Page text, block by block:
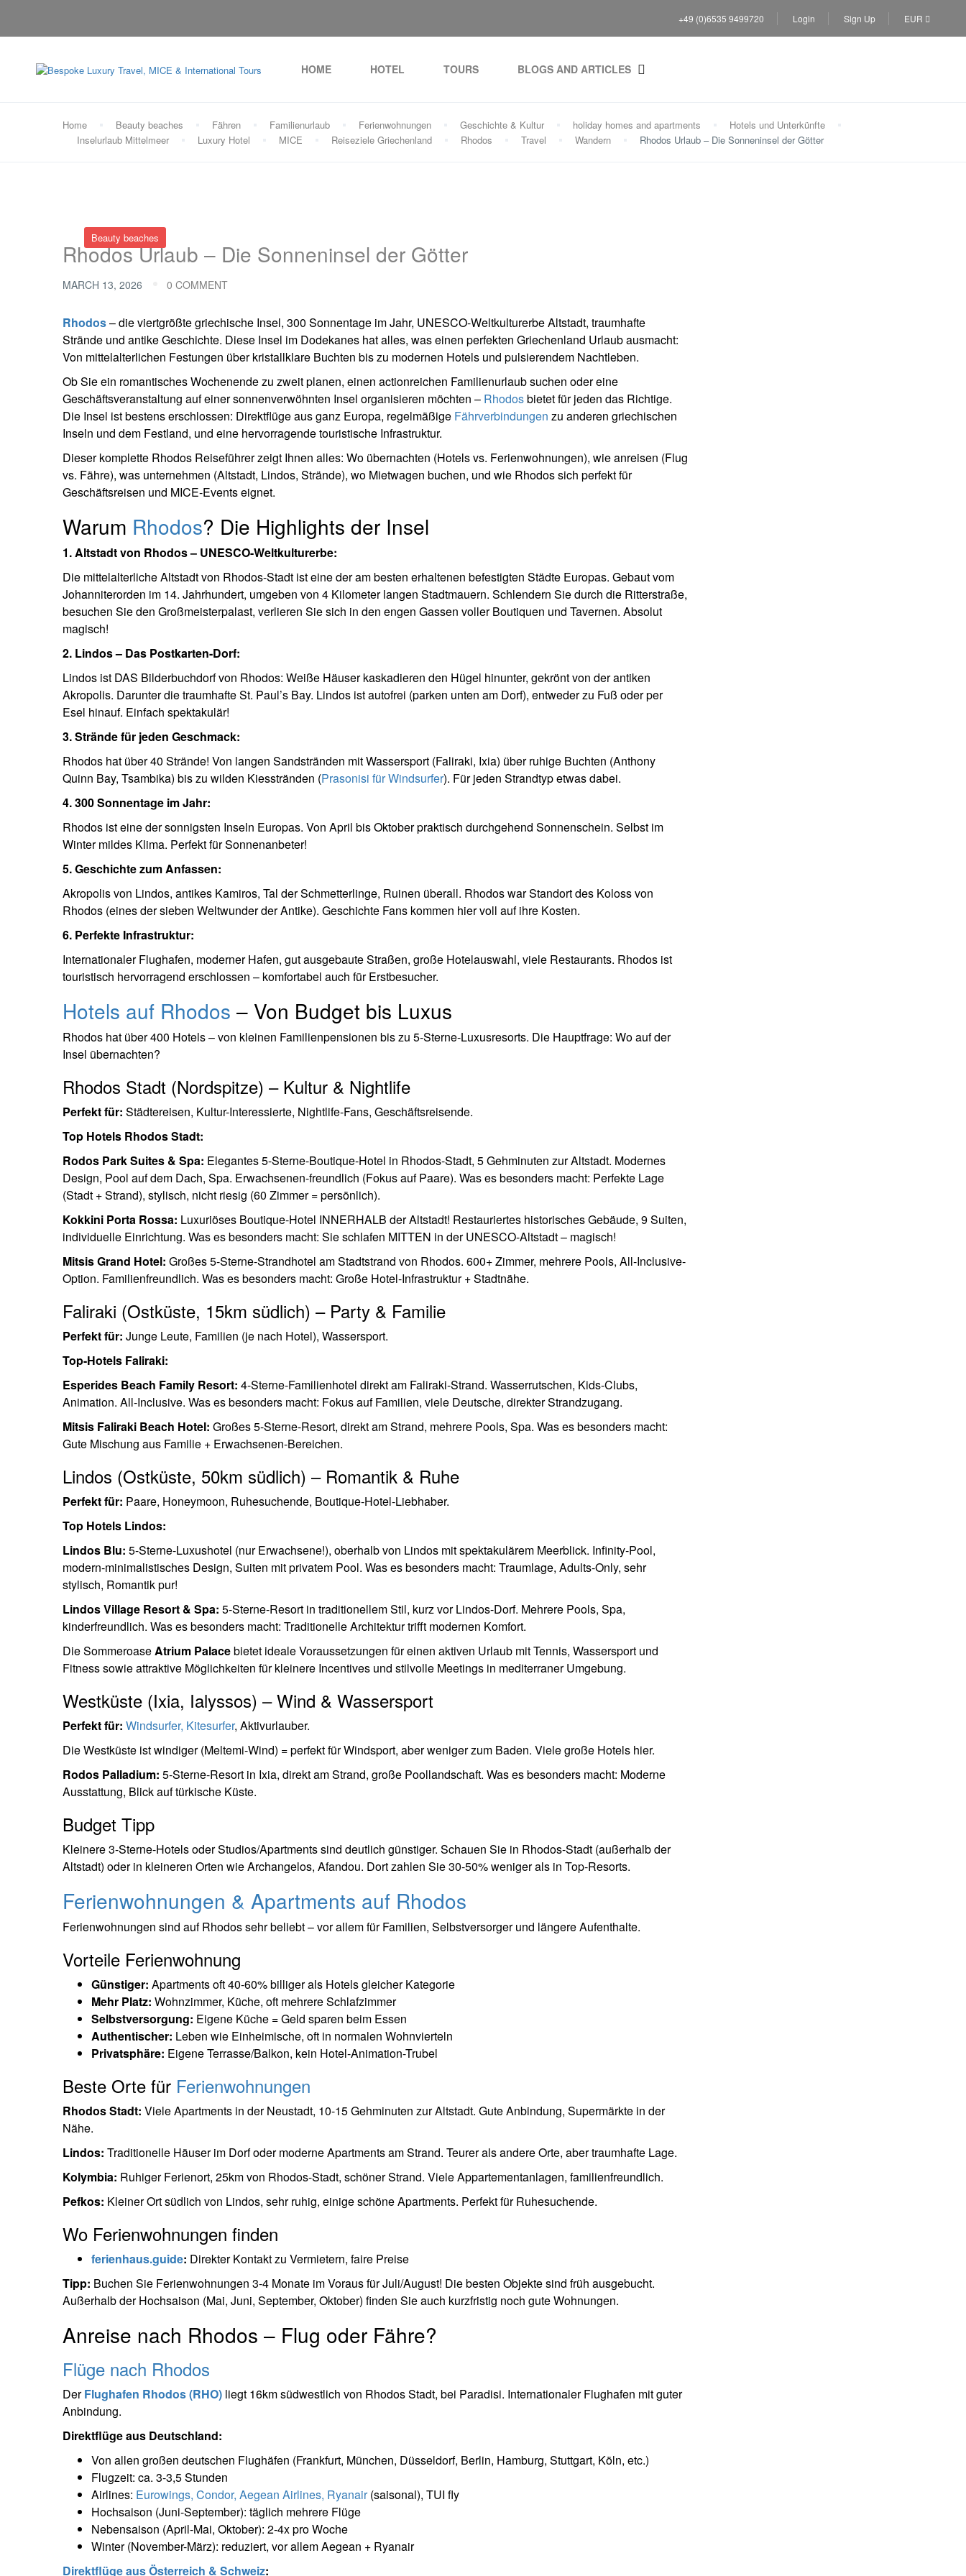
+49 (0)6535 9499720 Login Sign Up EUR
HOME HOTEL TOURS BLOGS AND ARTICLES
Home Beauty beaches Fähren Familienurlaub Ferienwohnungen Geschichte & Kultur holiday homes and apartments
Hotels und Unterkünfte
Inselurlaub Mittelmeer
Luxury Hotel MICE Reiseziele Griechenland Rhodos Travel Wandern Rhodos Urlaub – Die Sonneninsel der Götter
Beauty beaches
Rhodos Urlaub – Die Sonneninsel der Götter
MARCH 13, 2026 0 COMMENT
Rhodos– die viertgrößte griechische Insel, 300 Sonnentage im Jahr, UNESCO-Weltkulturerbe Altstadt, traumhafte
Strände und antike Geschichte. Diese Insel im Dodekanes hat alles, was einen perfekten Griechenland Urlaub ausmacht:
Von mittelalterlichen Festungen über kristallklare Buchten bis zu modernen Hotels und pulsierendem Nachtleben.
Ob Sie ein romantisches Wochenende zu zweit planen, einen actionreichen Familienurlaub suchen oder eine
Geschäftsveranstaltung auf einer sonnenverwöhnten Insel organisieren möchten – Rhodosbietet für jeden das Richtige.
Die Insel ist bestens erschlossen: Direktflüge aus ganz Europa, regelmäßige Fährverbindungen zu anderen griechischen
Inseln und dem Festland, und eine hervorragende touristische Infrastruktur.
Dieser komplette Rhodos Reiseführer zeigt Ihnen alles: Wo übernachten (Hotels vs. Ferienwohnungen), wie anreisen (Flug
vs. Fähre), was unternehmen (Altstadt, Lindos, Strände), wo Mietwagen buchen, und wie Rhodos sich perfekt für
Geschäftsreisen und MICE-Events eignet.
Warum Rhodos? Die Highlights der Insel
1. Altstadt von Rhodos – UNESCO-Weltkulturerbe:
Die mittelalterliche Altstadt von Rhodos-Stadt ist eine der am besten erhaltenen befestigten Städte Europas. Gebaut vom
Johanniterorden im 14. Jahrhundert, umgeben von 4 Kilometer langen Stadtmauern. Schlendern Sie durch die Ritterstraße,
besuchen Sie den Großmeisterpalast, verlieren Sie sich in den engen Gassen voller Boutiquen und Tavernen. Absolut
magisch!
2. Lindos – Das Postkarten-Dorf:
Lindos ist DAS Bilderbuchdorf von Rhodos: Weiße Häuser kaskadieren den Hügel hinunter, gekrönt von der antiken
Akropolis. Darunter die traumhafte St. Paul’s Bay. Lindos ist autofrei (parken unten am Dorf), entweder zu Fuß oder per
Esel hinauf. Einfach spektakulär!
3. Strände für jeden Geschmack:
Rhodos hat über 40 Strände! Von langen Sandstränden mit Wassersport (Faliraki, Ixia) über ruhige Buchten (Anthony
Quinn Bay, Tsambika) bis zu wilden Kiesstränden (Prasonisi für Windsurfer). Für jeden Strandtyp etwas dabei.
4. 300 Sonnentage im Jahr:
Rhodos ist eine der sonnigsten Inseln Europas. Von April bis Oktober praktisch durchgehend Sonnenschein. Selbst im
Winter mildes Klima. Perfekt für Sonnenanbeter!
5. Geschichte zum Anfassen:
Akropolis von Lindos, antikes Kamiros, Tal der Schmetterlinge, Ruinen überall. Rhodos war Standort des Koloss von
Rhodos (eines der sieben Weltwunder der Antike). Geschichte Fans kommen hier voll auf ihre Kosten.
6. Perfekte Infrastruktur:
Internationaler Flughafen, moderner Hafen, gut ausgebaute Straßen, große Hotelauswahl, viele Restaurants. Rhodos ist
touristisch hervorragend erschlossen – komfortabel auch für Erstbesucher.
Hotels auf Rhodos – Von Budget bis Luxus
Rhodos hat über 400 Hotels – von kleinen Familienpensionen bis zu 5-Sterne-Luxusresorts. Die Hauptfrage: Wo auf der
Insel übernachten?
Rhodos Stadt (Nordspitze) – Kultur & Nightlife
Perfekt für: Städtereisen, Kultur-Interessierte, Nightlife-Fans, Geschäftsreisende.
Top Hotels Rhodos Stadt:
Rodos Park Suites & Spa: Elegantes 5-Sterne-Boutique-Hotel in Rhodos-Stadt, 5 Gehminuten zur Altstadt. Modernes
Design, Pool auf dem Dach, Spa. Erwachsenen-freundlich (Fokus auf Paare). Was es besonders macht: Perfekte Lage
(Stadt + Strand), stylisch, nicht riesig (60 Zimmer = persönlich).
Kokkini Porta Rossa: Luxuriöses Boutique-Hotel INNERHALB der Altstadt! Restauriertes historisches Gebäude, 9 Suiten,
individuelle Einrichtung. Was es besonders macht: Sie schlafen MITTEN in der UNESCO-Altstadt – magisch!
Mitsis Grand Hotel: Großes 5-Sterne-Strandhotel am Stadtstrand von Rhodos. 600+ Zimmer, mehrere Pools, All-Inclusive-
Option. Familienfreundlich. Was es besonders macht: Große Hotel-Infrastruktur + Stadtnähe.
Faliraki (Ostküste, 15km südlich) – Party & Familie
Perfekt für: Junge Leute, Familien (je nach Hotel), Wassersport.
Top-Hotels Faliraki:
Esperides Beach Family Resort: 4-Sterne-Familienhotel direkt am Faliraki-Strand. Wasserrutschen, Kids-Clubs,
Animation. All-Inclusive. Was es besonders macht: Fokus auf Familien, viele Deutsche, direkter Strandzugang.
Mitsis Faliraki Beach Hotel: Großes 5-Sterne-Resort, direkt am Strand, mehrere Pools, Spa. Was es besonders macht:
Gute Mischung aus Familie + Erwachsenen-Bereichen.
Lindos (Ostküste, 50km südlich) – Romantik & Ruhe
Perfekt für: Paare, Honeymoon, Ruhesuchende, Boutique-Hotel-Liebhaber.
Top Hotels Lindos:
Lindos Blu: 5-Sterne-Luxushotel (nur Erwachsene!), oberhalb von Lindos mit spektakulärem Meerblick. Infinity-Pool,
modern-minimalistisches Design, Suiten mit privatem Pool. Was es besonders macht: Traumlage, Adults-Only, sehr
stylisch, Romantik pur!
Lindos Village Resort & Spa: 5-Sterne-Resort in traditionellem Stil, kurz vor Lindos-Dorf. Mehrere Pools, Spa,
kinderfreundlich. Was es besonders macht: Traditionelle Architektur trifft modernen Komfort.
Die SommeroaseAtrium Palacebietet ideale Voraussetzungen für einen aktiven Urlaub mit Tennis, Wassersport und
Fitness sowie attraktive Möglichkeiten für kleinere Incentives und stilvolle Meetings in mediterraner Umgebung.
Westküste (Ixia, Ialyssos) – Wind & Wassersport
Perfekt für: Windsurfer, Kitesurfer, Aktivurlauber.
Die Westküste ist windiger (Meltemi-Wind) = perfekt für Windsport, aber weniger zum Baden. Viele große Hotels hier.
Rodos Palladium: 5-Sterne-Resort in Ixia, direkt am Strand, große Poollandschaft. Was es besonders macht: Moderne
Ausstattung, Blick auf türkische Küste.
Budget Tipp
Kleinere 3-Sterne-Hotels oder Studios/Apartments sind deutlich günstiger. Schauen Sie in Rhodos-Stadt (außerhalb der
Altstadt) oder in kleineren Orten wie Archangelos, Afandou. Dort zahlen Sie 30-50% weniger als in Top-Resorts.
Ferienwohnungen & Apartments auf Rhodos
Ferienwohnungen sind auf Rhodos sehr beliebt – vor allem für Familien, Selbstversorger und längere Aufenthalte.
Vorteile Ferienwohnung
Günstiger: Apartments oft 40-60% billiger als Hotels gleicher Kategorie
Mehr Platz: Wohnzimmer, Küche, oft mehrere Schlafzimmer
Selbstversorgung: Eigene Küche = Geld sparen beim Essen
Authentischer: Leben wie Einheimische, oft in normalen Wohnvierteln
Privatsphäre: Eigene Terrasse/Balkon, kein Hotel-Animation-Trubel
Beste Orte für Ferienwohnungen
Rhodos Stadt: Viele Apartments in der Neustadt, 10-15 Gehminuten zur Altstadt. Gute Anbindung, Supermärkte in der
Nähe.
Lindos: Traditionelle Häuser im Dorf oder moderne Apartments am Strand. Teurer als andere Orte, aber traumhafte Lage.
Kolymbia: Ruhiger Ferienort, 25km von Rhodos-Stadt, schöner Strand. Viele Appartementanlagen, familienfreundlich.
Pefkos: Kleiner Ort südlich von Lindos, sehr ruhig, einige schöne Apartments. Perfekt für Ruhesuchende.
Wo Ferienwohnungen finden
ferienhaus.guide: Direkter Kontakt zu Vermietern, faire Preise
Tipp: Buchen Sie Ferienwohnungen 3-4 Monate im Voraus für Juli/August! Die besten Objekte sind früh ausgebucht.
Außerhalb der Hochsaison (Mai, Juni, September, Oktober) finden Sie auch kurzfristig noch gute Wohnungen.
Anreise nach Rhodos – Flug oder Fähre?
Flüge nach Rhodos
DerFlughafen Rhodos (RHO) liegt 16km südwestlich von Rhodos Stadt, bei Paradisi. Internationaler Flughafen mit guter
Anbindung.
Direktflüge aus Deutschland:
Von allen großen deutschen Flughäfen (Frankfurt, München, Düsseldorf, Berlin, Hamburg, Stuttgart, Köln, etc.)
Flugzeit: ca. 3-3,5 Stunden
Airlines: Eurowings, Condor, Aegean Airlines, Ryanair(saisonal), TUI fly
Hochsaison (Juni-September): täglich mehrere Flüge
Nebensaison (April-Mai, Oktober): 2-4x pro Woche
Winter (November-März): reduziert, vor allem Aegean + Ryanair
Direktflüge aus Österreich & Schweiz: